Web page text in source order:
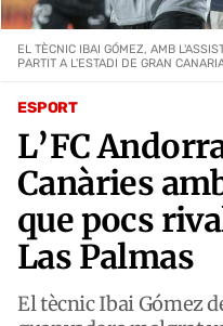
ESPORT
L’FC
Canàries
que pocs
Las Palmas
El tècnic Ibai Gómez
EL TÈCNIC IBAI GÓMEZ, AMB
PARTIT A L'ESTADI DE GRAN